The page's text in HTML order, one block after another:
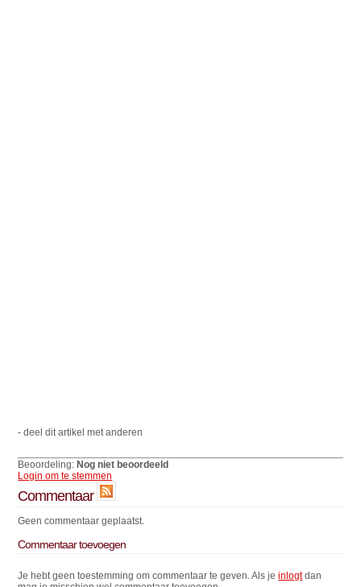
- deel dit artikel met anderen
Beoordeling:Nog niet beoordeeld
Login om te stemmen
Commentaar
Geen commentaar geplaatst.
Commentaar toevoegen
Je hebt geen toestemming om commentaar te geven. Als jeinlogtdan